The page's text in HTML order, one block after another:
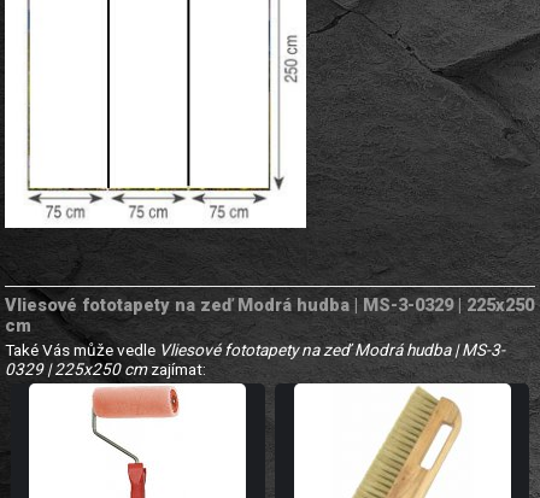
Vliesové fototapety na zeď Modrá hudba | MS-3-0329 | 225x250
cm
Také Vás může vedle Vliesové fototapety na zeď Modrá hudba | MS-3-
0329 | 225x250 cmzajímat: